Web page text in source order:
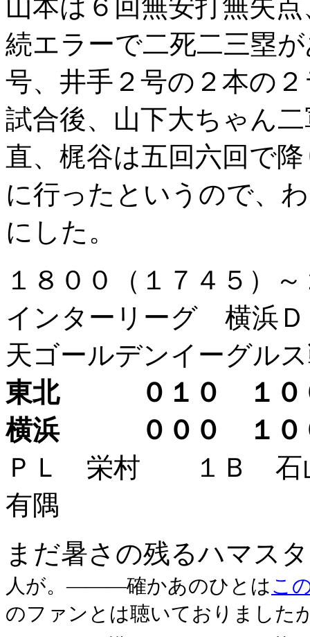
山本は６回無安打無失
続エラーで二死二三塁
号、井手２号の２本の
試合後、山下大ちゃん
直、梶谷は五回六回で
に行ったというので、
にした。
１８００（１７４５
インターリーグ 横浜Ｄ
天ゴールデンイーグル
東北 ０１０ １
横浜 ０００ １
ＰＬ 栄村 １Ｂ
有隅
まだ暑さの残るハマス
人が。―――確かあのひとはこ
のファンとは聴いておりました